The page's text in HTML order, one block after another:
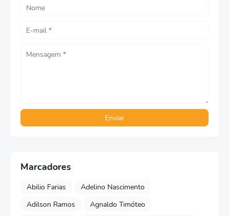
Marcadores
Abilio Farias
Adelino Nascimento
Adilson Ramos
Agnaldo Timóteo